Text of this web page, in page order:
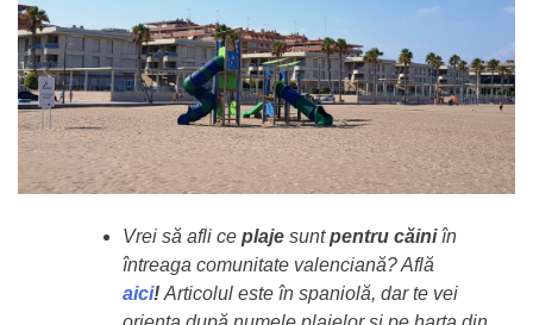
Vrei să afli ce plaje suntpentru căiniîn
întreaga comunitate valenciană? Află
aici! Articolul este în spaniolă, dar te vei